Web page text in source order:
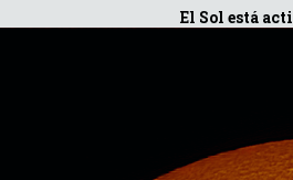
El Sol está